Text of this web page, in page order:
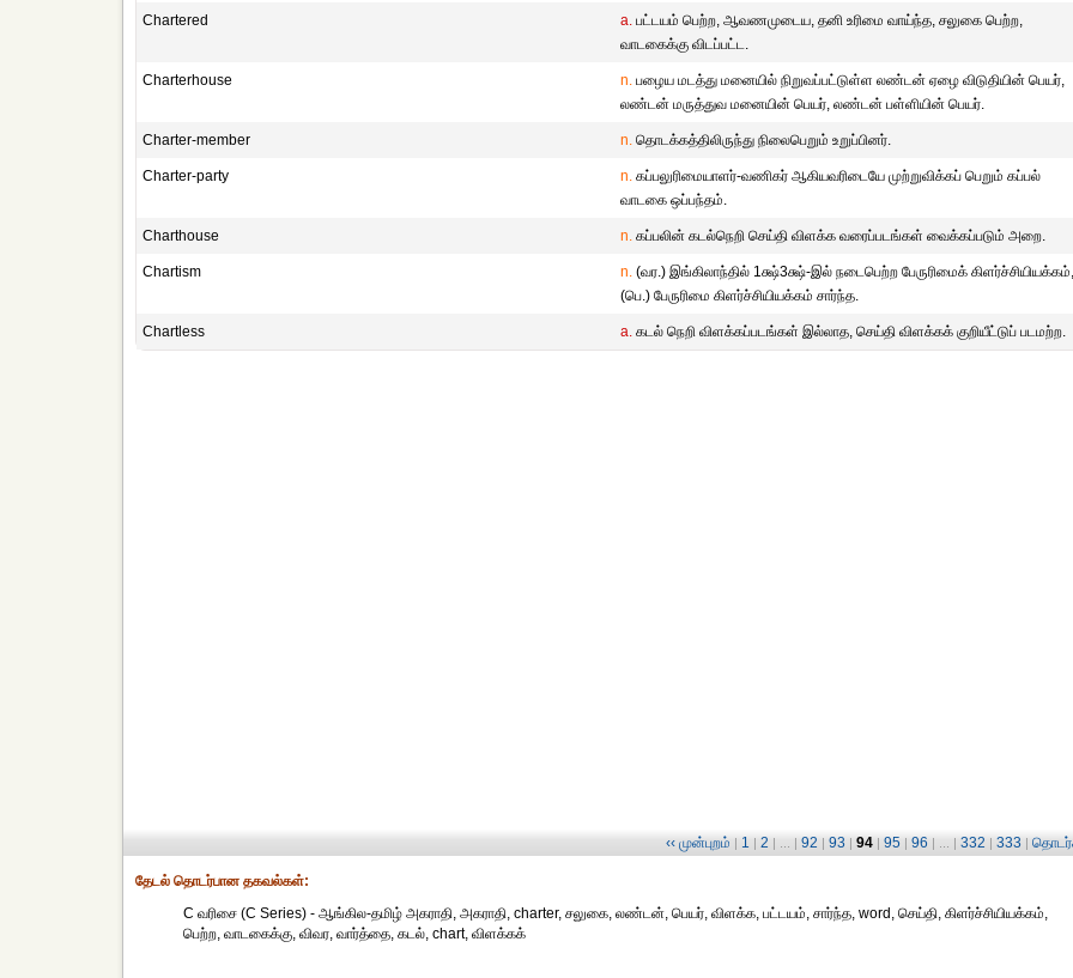
Chartered a. பட்டயம் பெற்ற, ஆவணமுடைய, தனி உரிமை வாய்ந்த, சலுகை பெற்ற,
வாடகைக்கு விடப்பட்ட.
Charterhouse n. பழைய மடத்து மனையில் நிறுவப்பட்டுள்ள லண்டன் ஏழை விடுதியின் பெயர்,
லண்டன் மருத்துவ மனையின் பெயர், லண்டன் பள்ளியின் பெயர்.
Charter-member n. தொடக்கத்திலிருந்து நிலைபெறும் உறுப்பினர்.
Charter-party n. கப்பலுரிமையாளர்-வணிகர் ஆகியவரிடையே முற்றுவிக்கப் பெறும் கப்பல்
வாடகை ஒப்பந்தம்.
Charthouse n. கப்பலின் கடல்நெறி செய்தி விளக்க வரைப்படங்கள் வைக்கப்படும் அறை.
Chartism n. (வர.) இங்கிலாந்தில் 1க்ஷ்3க்ஷ்-இல் நடைபெற்ற பேருரிமைக்
(பெ.) பேருரிமை கிளர்ச்சியியக்கம் சார்ந்த.
Chartless a. கடல் நெறி விளக்கப்படங்கள் இல்லாத, செய்தி விளக்கக் குறியீட்டுப் படமற்ற.
‹‹ முன்புறம் | 1 | 2 | ... | 92 | 93 | 94 | 95 | 96 | ... | 332 | 333 |
தேட‌ல் தொட‌ர்பான தகவ‌ல்க‌ள்:
C வரிசை (C Series) - ஆங்கில-தமிழ் அகராதி, அகராதி, charter, சலுகை, லண்டன், பெயர், விளக்க, பட்டயம், சார்ந்த, word, செய்தி, கிளர்ச்சியியக்கம்,
பெற்ற, வாடகைக்கு, விவர, வார்த்தை, கடல், chart, விளக்கக்